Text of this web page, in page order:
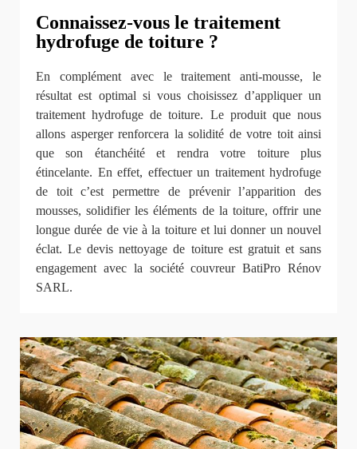
Connaissez-vous le traitement
hydrofuge de toiture ?
En complément avec le traitement anti-mousse, le
résultat est optimal si vous choisissez d’appliquer un
traitement hydrofuge de toiture. Le produit que nous
allons asperger renforcera la solidité de votre toit ainsi
que son étanchéité et rendra votre toiture plus
étincelante. En effet, effectuer un traitement hydrofuge
de toit c’est permettre de prévenir l’apparition des
mousses, solidifier les éléments de la toiture, offrir une
longue durée de vie à la toiture et lui donner un nouvel
éclat. Le devis nettoyage de toiture est gratuit et sans
engagement avec la société couvreur BatiPro Rénov
SARL.